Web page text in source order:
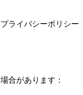
ライバシーポリシー
合があります：